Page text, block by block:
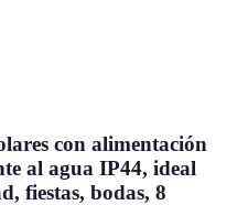
con alimentación
al agua IP44, ideal
fiestas, bodas, 8